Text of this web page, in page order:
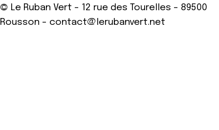
© Le Ruban Vert - 12 rue des Tourelles - 89500
Rousson - contact@lerubanvert.net